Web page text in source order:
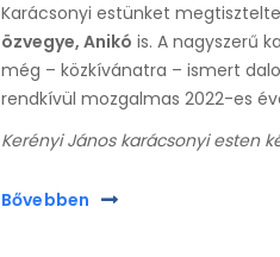
Karácsonyi estünket
özvegye, Anikó is. A nagyszerű
még – közkívánatra – ismert
rendkívül mozgalmas 2022-es
Kerényi János karácsonyi esten
Bővebben